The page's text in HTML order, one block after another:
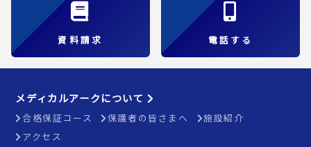
資料請求 電話する
メディカルアークについて
合格保証コース 保護者の皆さまへ
施設紹介
アクセス